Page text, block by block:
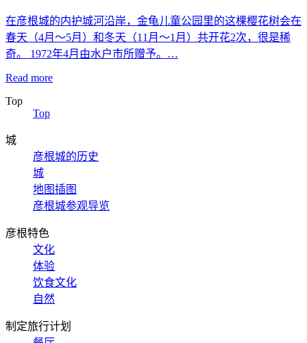
在彦根城的内护城河沿岸，金龟儿童公园里的这棵樱花树会在
春天（4月～5月）和冬天（11月～1月）共开花2次，很是稀
奇。 1972年4月由水户市所赠予。…
Read more
Top
Top
城
彦根城的历史
城
地图插图
彦根城参观导览
彦根特色
文化
体验
饮食文化
自然
制定旅行计划